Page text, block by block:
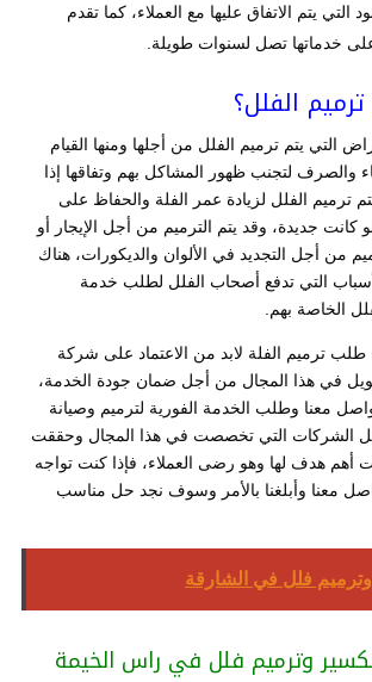
التي يتم الاتفاق عليها مع العملاء، كما تقدم
خدماتها تصل لسنوات طويلة.
الفلل؟
التي يتم ترميم الفلل من أجلها ومنها القيام
والصرف لتجنب ظهور المشاكل بهم وتفاقها إذا
ترميم الفلل لزيادة عمر الفلة والحفاظ على
كانت جديدة، وقد يتم الترميم من أجل الإيجار أو
من أجل التجديد في الألوان والديكورات، هناك
التي تدفع أصحاب الفلل لطلب خدمة
الخاصة بهم.
طلب ترميم الفلة لابد من الاعتماد على شركة
في هذا المجال من أجل ضمان جودة الخدمة،
معنا وطلب الخدمة الفورية لترميم وصيانة
الشركات التي تخصصت في هذا المجال وحققت
أهم هدف لها وهو رضى العملاء، فإذا كنت تواجه
معنا وأبلغنا بالأمر وسوف نجد حل مناسب
فلل في الشارقة
وترميم فلل في راس الخيمة